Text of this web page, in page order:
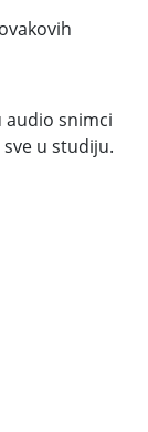
se
sin
audio snimci
u studiju.